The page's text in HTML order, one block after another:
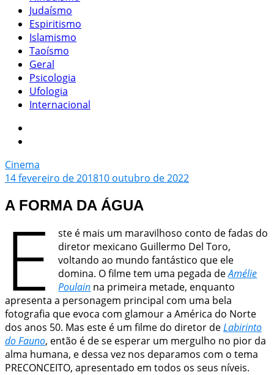
Judaísmo
Espiritismo
Islamismo
Taoísmo
Geral
Psicologia
Ufologia
Internacional
Cinema
14 fevereiro de 201810 outubro de 2022
A FORMA DA ÁGUA
E
ste é mais um maravilhoso conto de fadas do
diretor mexicano Guillermo Del Toro,
voltando ao mundo fantástico que ele
domina. O filme tem uma pegada deAmélie
Poulain na primeira metade, enquanto
apresenta a personagem principal com uma bela
fotografia que evoca com glamour a América do Norte
dos anos 50. Mas este é um filme do diretor deLabirinto
do Fauno, então é de se esperar um mergulho no pior da
alma humana, e dessa vez nos deparamos com o tema
PRECONCEITO, apresentado em todos os seus níveis.